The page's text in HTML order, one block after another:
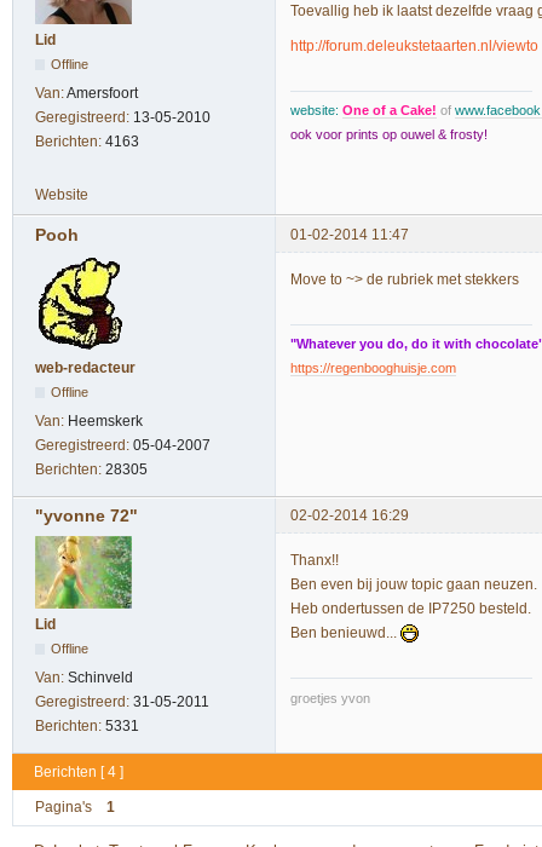
Lid
Offline
Van:Amersfoort
Geregistreerd: 13-05-2010
Berichten: 4163
Toevallig heb ik laatst dezelfde vraag
http://forum.deleukstetaarten.nl/
website: One of a Cake! of
ook voor prints op ouwel & frosty!
Website
Pooh 01-02-2014 11:47
web-redacteur
Offline
Van: Heemskerk
Geregistreerd: 05-04-2007
Berichten: 28305
Move to ~> de rubriek met stekkers
"Whatever you do, do it with
https://regenbooghuisje.com
"yvonne 72" 02-02-2014 16:29
Lid
Offline
Van: Schinveld
Geregistreerd: 31-05-2011
Berichten: 5331
Thanx!!
Ben even bij jouw topic gaan neuzen.
Heb ondertussen de IP7250 besteld.
Ben benieuwd...
groetjes yvon
Berichten [ 4 ]
Pagina's 1